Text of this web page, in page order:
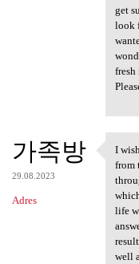
get
look
fresh
가족방
29.08.2023
Adres
I
I
from
life
well